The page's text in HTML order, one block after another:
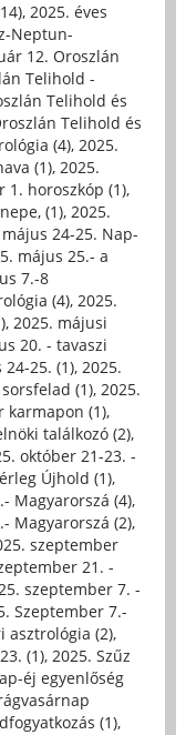
, 2025. éves
Neptun-
12. Oroszlán
Telihold -
Telihold és
Telihold és
(4), 2025.
(1), 2025.
1. horoszkóp (1),
(1), 2025.
24-25. Nap-
május 25.- a
7.-8
(4), 2025.
, 2025. májusi
20. - tavaszi
25. (1), 2025.
(1), 2025.
karmapon (1),
találkozó (2),
október 21-23. -
Újhold (1),
Magyarorszá (4),
Magyarorszá (2),
szeptember
21. -
szeptember 7. -
Szeptember 7.-
asztrológia (2),
(1), 2025. Szűz
éj egyenlőség
(1),